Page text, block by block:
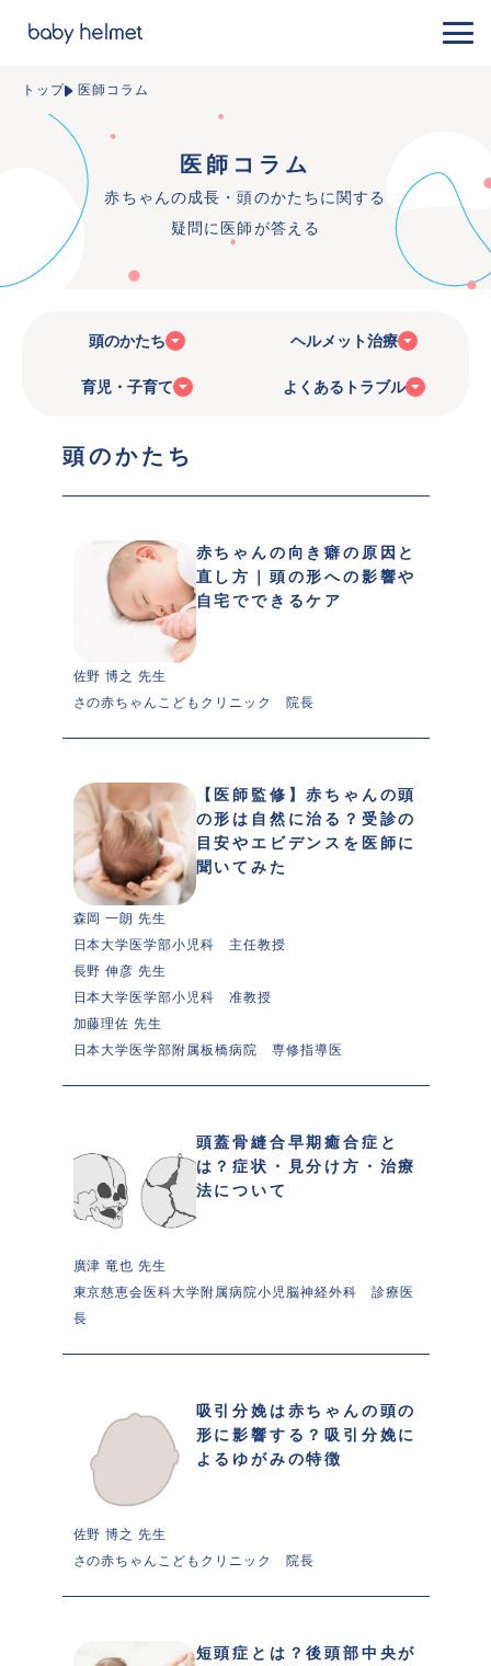
トップ 医師コラム
医師コラム
赤ちゃんの成長・頭のかたちに関する
疑問に医師が答える
頭のかたち ヘルメット治療
育児・子育て よくあるトラブル
頭のかたち
赤ちゃんの向き癖の原因と
直し方｜頭の形への影響や
自宅でできるケア
佐野 博之 先生
さの赤ちゃんこどもクリニック　院長
【医師監修】赤ちゃんの頭
の形は自然に治る？受診の
目安やエビデンスを医師に
聞いてみた
森岡 一朗 先生
日本大学医学部小児科　主任教授
長野 伸彦 先生
日本大学医学部小児科　准教授
加藤理佐 先生
日本大学医学部附属板橋病院　専修指導医
頭蓋骨縫合早期癒合症と
は？症状・見分け方・治療
法について
廣津 竜也 先生
東京慈恵会医科大学附属病院小児脳神経外科　診療医
長
吸引分娩は赤ちゃんの頭の
形に影響する？吸引分娩に
よるゆがみの特徴
佐野 博之 先生
さの赤ちゃんこどもクリニック　院長
短頭症とは？後頭部中央が